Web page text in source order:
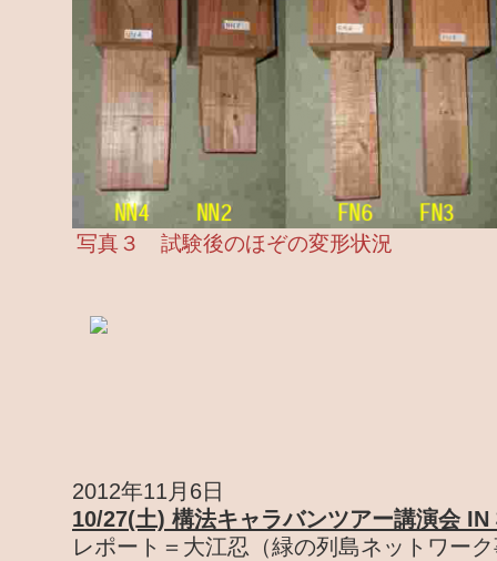
写真３ 試験後のほぞの変形状況
2012年11月6日
10/27(土) 構法キャラバンツアー講演会 IN
レポート＝大江忍（緑の列島ネットワー